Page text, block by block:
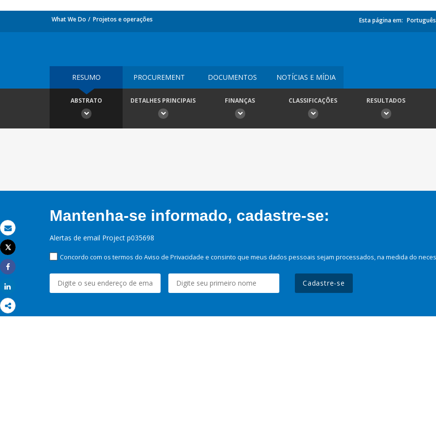
Email
Imprimir
Tweet
Share
What We Do Projetos e operações Esta página em: Português
RESUMO PROCUREMENT DOCUMENTOS NOTÍCIAS E MÍDIA
ABSTRATO DETALHES PRINCIPAIS FINANÇAS CLASSIFICAÇÕES RESULTADOS
Mantenha-se informado, cadastre-se:
Alertas de email Project p035698
Concordo com os termos do Aviso de Privacidade e consinto que meus dados pessoais sejam processados, na medida do
Cadastre-se